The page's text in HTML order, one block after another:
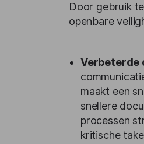
Door gebruik
openbare
Verbeterde
maakt een
snellere
processen
kritische